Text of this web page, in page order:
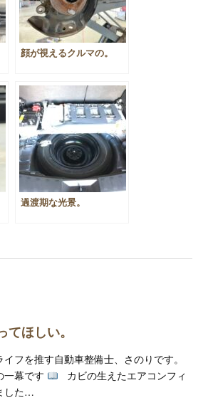
顔が視えるクルマの。
過渡期な光景。
てほしい。
イフを推す自動車整備士、さのりです。
一幕です
カビの生えたエアコンフィ
した…